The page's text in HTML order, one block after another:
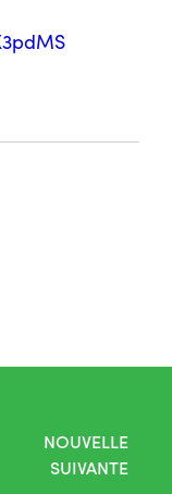
NOUVELLE
SUIVANTE